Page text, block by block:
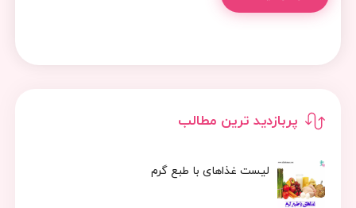
پربازدید ترین مطالب
لیست غذاهای با طبع گرم